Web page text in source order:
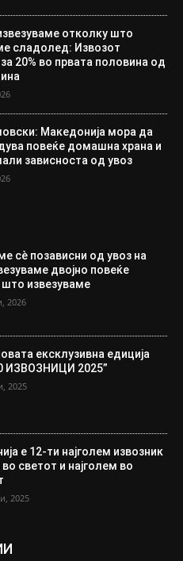
отколку што
сладолед: Извозот
20% во првата половина од
Македонија мора да
повеќе домашна храна и
зависноста од увоз
сè позависни од увоз на
двојно повеќе
извезуваме
2026
ексклузивна едиција
ИЗВОЗНИЦИ 2025”
2025
е 12-ти најголем извозник
во светот и најголем во
2025